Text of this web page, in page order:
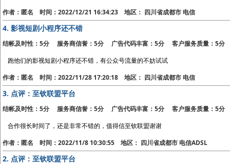
作者：匿名 时间：2022/12/21 16:34:23 地区： 四川省成都市 电信
4.影视短剧小程序还不错
结帐及时性：5分 服务商信誉：5分 广告代码丰富：5分 客户服务质量：5分
跑他们的影视短剧小程序还不错，有公众号流量的不妨试试
作者：匿名 时间：2022/11/28 17:20:18 地区： 四川省成都市 电信
3. 点评：至钦联盟平台
结帐及时性：5分 服务商信誉：5分 广告代码丰富：5分 客户服务质量：5分
合作很长时间了，还是非常不错的，值得信至钦联盟谢谢
作者：匿名 时间：2022/11/8 10:30:55 地区： 四川省成都市 电信ADSL
2. 点评：至钦联盟平台